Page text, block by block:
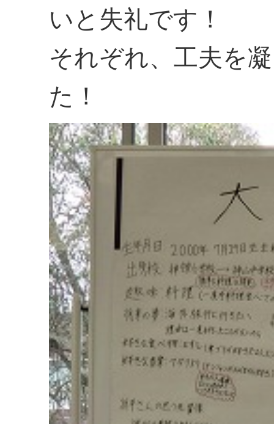
いと失礼です！
それぞれ、工夫を
た！